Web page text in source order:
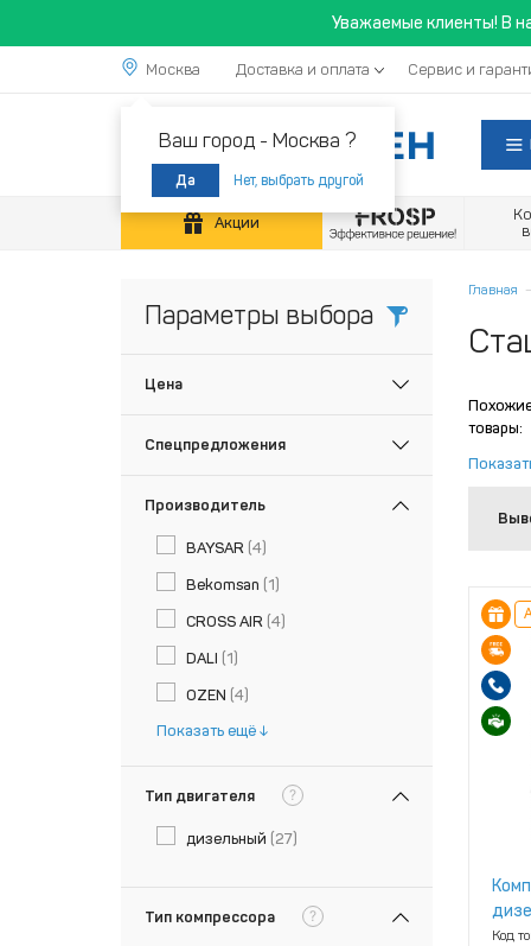
Уважаемые клиенты! В
Москва
Ваш город - Москва ?
Да Нет, выбрать другой
Доставка и оплата Сервис и
Акции
Параметры выбора
Цена
Спецпредложения
Производитель
BAYSAR (4)
Bekomsan (1)
CROSS AIR (4)
DALI (1)
OZEN (4)
Показать ещё
Тип двигателя ?
дизельный (27)
Тип компрессора ?
Главная
товары:
Код